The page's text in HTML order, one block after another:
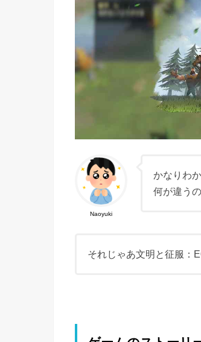
Naoyuki
かなりわ
何が違う
それじゃあ文明と征服：